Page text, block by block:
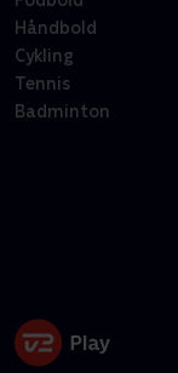
Håndbold
Cykling
Tennis
Badminton